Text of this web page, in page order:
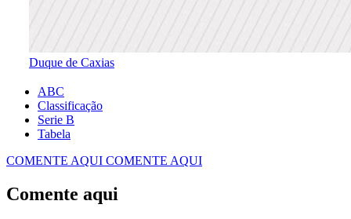
Duque de Caxias
ABC
Classificação
Serie B
Tabela
COMENTE AQUI COMENTE AQUI
Comente aqui